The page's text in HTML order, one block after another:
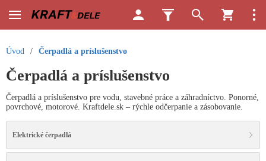
Úvod / Čerpadlá a príslušenstvo
Čerpadlá a príslušenstvo
Čerpadlá a príslušenstvo pre vodu, stavebné práce a záhradníctvo. Ponorné,
povrchové, motorové. Kraftdele.sk – rýchle odčerpanie a zásobovanie.
Elektrické čerpadlá